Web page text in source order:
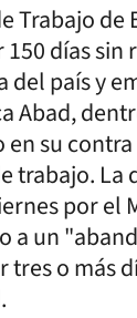
Trabajo de
días sin
del país y
Abad,
su
trabajo. La
por el
a un
tres o más